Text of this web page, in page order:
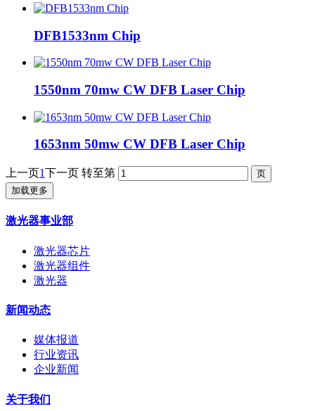
DFB1533nm Chip
1550nm 70mw CW DFB Laser Chip
1653nm 50mw CW DFB Laser Chip
上一页1下一页 转至第
加载更多
激光器事业部
激光器芯片
激光器组件
激光器
新闻动态
媒体报道
行业资讯
企业新闻
关于我们